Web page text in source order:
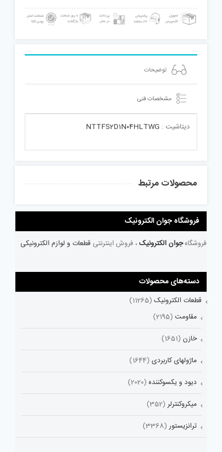
توضیحات
مشخصات فنی
دیتاشیت : NTTFS2D1N04HLTWG
محصولات مرتبط
فروشگاه جوان الکترونیک
فروشگاهجوان الکترونیک ، فروش اینترنتی قطعات و لوازم الکترونیکی
دسته‌های محصولات
قطعات الکترونیک (11265)
مقاومت (2195)
خازن (1651)
ماژولهای کاربردی (1644)
دیود و یکسوکننده (2020)
میکروکنترلر (352)
ترانزیستور (3368)